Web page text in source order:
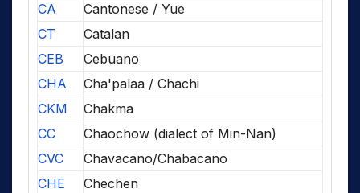
CA
Cantonese / Yue
CT
Catalan
CEB
Cebuano
CHA
Cha'palaa / Chachi
CKM
Chakma
CC
Chaochow (dialect of Min-Nan)
CVC
Chavacano/Chabacano
CHE
Chechen